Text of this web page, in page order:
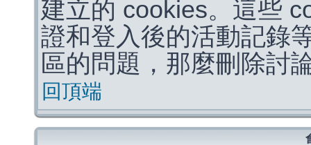
建立的 cookies。這些
證和登入後的活動記錄
區的問題，那麼刪除討
回頂端